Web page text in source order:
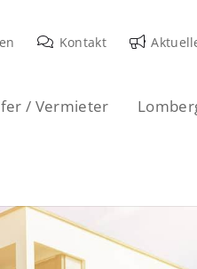
Kontakt
/ Vermieter